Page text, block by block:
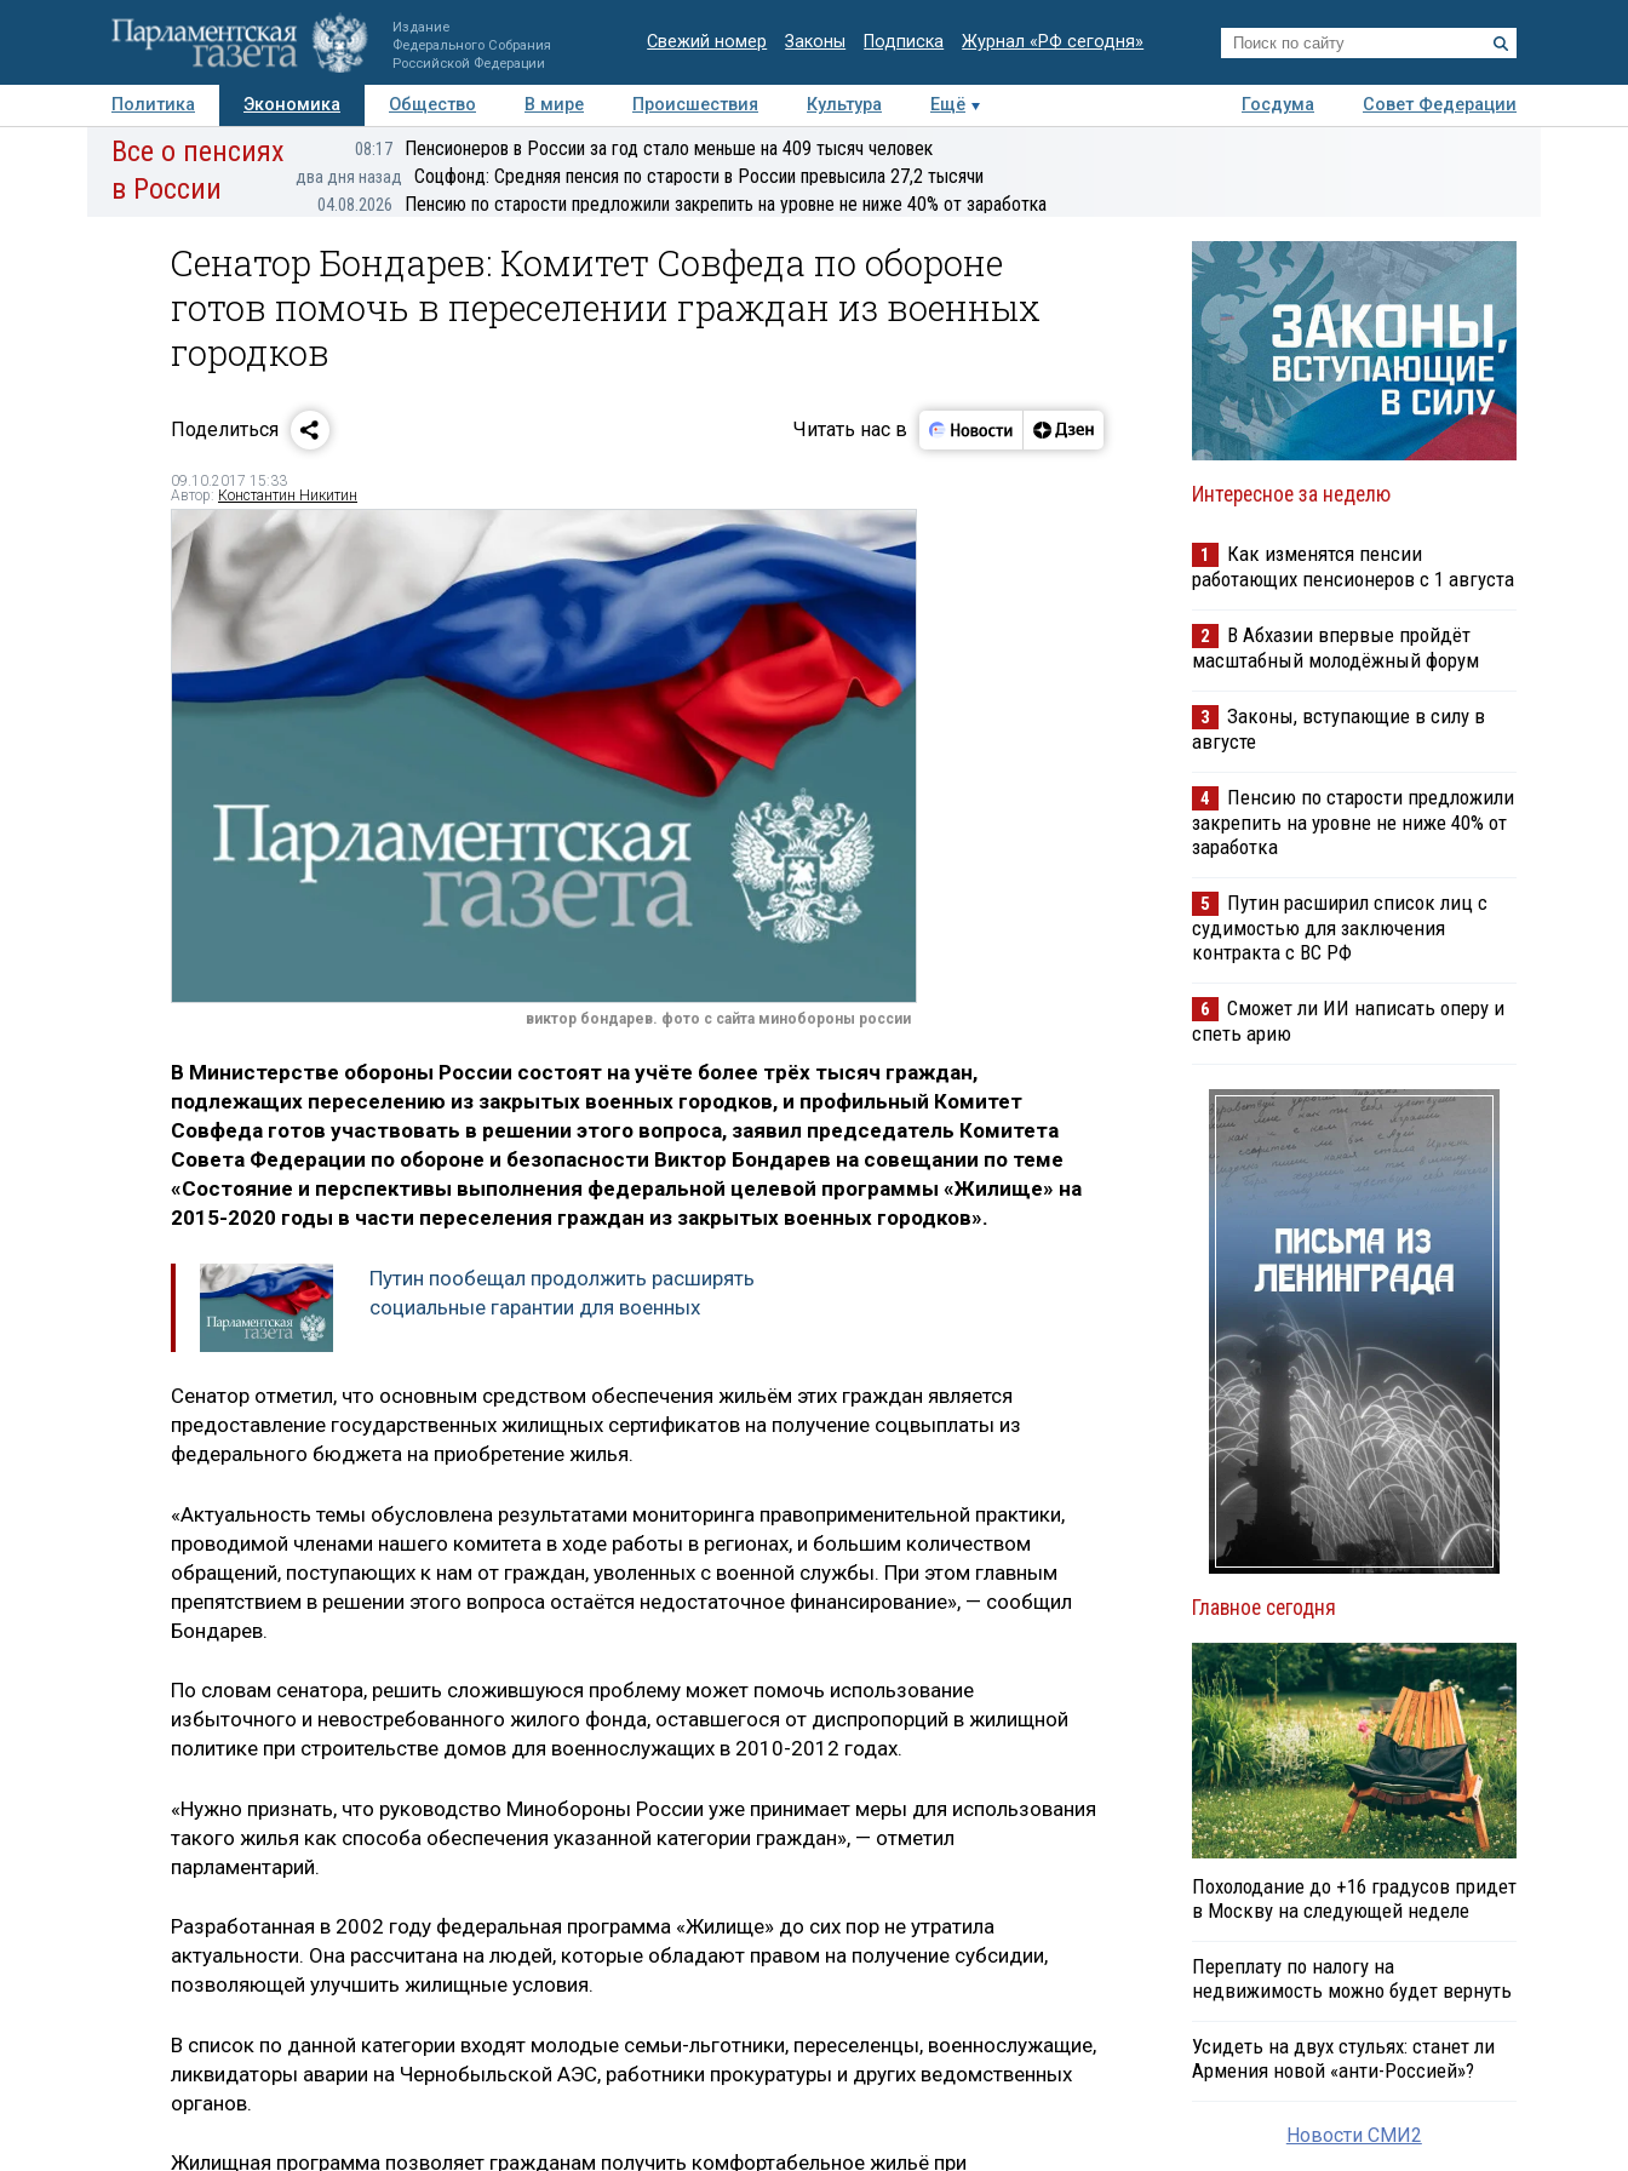
Издание
Федерального Собрания
Российской Федерации
Свежий номер Законы Подписка Журнал «РФ сегодня»
Политика Экономика Общество В мире Происшествия Культура Ещё Госдума
Совет Федерации
Авторы Персоны Мнения Регионы Медиацентр Интервью Колумнисты
Все о пенсиях
в России
08:17 Пенсионеров в России за год стало меньше на 409 тысяч человек
два дня назад Соцфонд: Средняя пенсия по старости в России превысила 27,2 тысячи
04.08.2026 Пенсию по старости предложили закрепить на уровне не ниже 40% от заработка
Сенатор Бондарев: Комитет Совфеда по обороне
готов помочь в переселении граждан из военных
городков
Поделиться Читать нас в
09.10.2017 15:33
Автор: Константин Никитин
виктор бондарев. фото с сайта минобороны россии
В Министерстве обороны России состоят на учёте более трёх тысяч граждан,
подлежащих переселению из закрытых военных городков, и профильный Комитет
Совфеда готов участвовать в решении этого вопроса, заявил председатель Комитета
Совета Федерации по обороне и безопасности Виктор Бондарев на совещании по теме
«Состояние и перспективы выполнения федеральной целевой программы «Жилище» на
2015-2020 годы в части переселения граждан из закрытых военных городков».
Путин пообещал продолжить расширять
социальные гарантии для военных
Сенатор отметил, что основным средством обеспечения жильём этих граждан является
предоставление государственных жилищных сертификатов на получение соцвыплаты из
федерального бюджета на приобретение жилья.
«Актуальность темы обусловлена результатами мониторинга правоприменительной практики,
проводимой членами нашего комитета в ходе работы в регионах, и большим количеством
обращений, поступающих к нам от граждан, уволенных с военной службы. При этом главным
препятствием в решении этого вопроса остаётся недостаточное финансирование», — сообщил
Бондарев.
По словам сенатора, решить сложившуюся проблему может помочь использование
избыточного и невостребованного жилого фонда, оставшегося от диспропорций в жилищной
политике при строительстве домов для военнослужащих в 2010-2012 годах.
«Нужно признать, что руководство Минобороны России уже принимает меры для использования
такого жилья как способа обеспечения указанной категории граждан», — отметил
парламентарий.
Разработанная в 2002 году федеральная программа «Жилище» до сих пор не утратила
актуальности. Она рассчитана на людей, которые обладают правом на получение субсидии,
позволяющей улучшить жилищные условия.
В список по данной категории входят молодые семьи-льготники, переселенцы, военнослужащие,
ликвидаторы аварии на Чернобыльской АЭС, работники прокуратуры и других ведомственных
органов.
Жилищная программа позволяет гражданам получить комфортабельное жильё при
Интересное за неделю
1
Как изменятся пенсии
работающих пенсионеров с 1 августа
2
В Абхазии впервые пройдёт
масштабный молодёжный форум
3
Законы, вступающие в силу в
августе
4
Пенсию по старости предложили
закрепить на уровне не ниже 40% от
заработка
5
Путин расширил список лиц с
судимостью для заключения
контракта с ВС РФ
6
Сможет ли ИИ написать оперу и
спеть арию
Главное сегодня
Похолодание до +16 градусов придет
в Москву на следующей неделе
Переплату по налогу на
недвижимость можно будет вернуть
Усидеть на двух стульях: станет ли
Армения новой «анти-Россией»?
Новости СМИ2